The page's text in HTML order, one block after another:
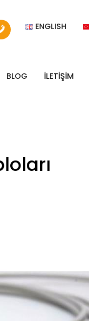
ENGLISH
BLOG İLETİŞİM